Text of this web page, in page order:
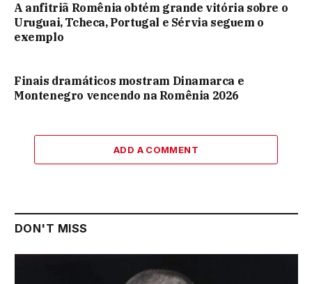
A anfitriã Romênia obtém grande vitória sobre o
Uruguai, Tcheca, Portugal e Sérvia seguem o
exemplo
Finais dramáticos mostram Dinamarca e
Montenegro vencendo na Romênia 2026
ADD A COMMENT
DON'T MISS